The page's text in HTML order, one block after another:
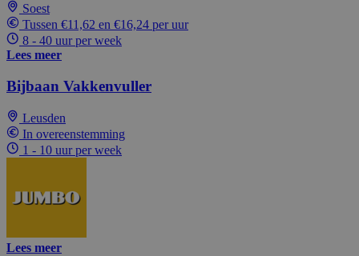
Soest
Tussen €11,62 en €16,24 per uur
8 - 40 uur per week
Lees meer
Bijbaan Vakkenvuller
Leusden
In overeenstemming
1 - 10 uur per week
Lees meer